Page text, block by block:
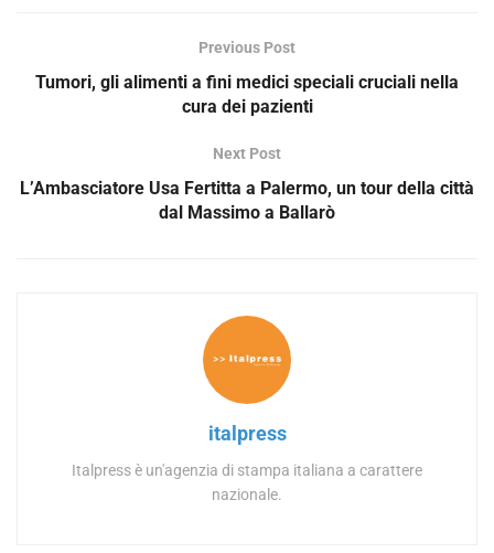
Previous Post
Tumori, gli alimenti a fini medici speciali cruciali nella
cura dei pazienti
Next Post
L’Ambasciatore Usa Fertitta a Palermo, un tour della città
dal Massimo a Ballarò
italpress
Italpress è un'agenzia di stampa italiana a carattere
nazionale.